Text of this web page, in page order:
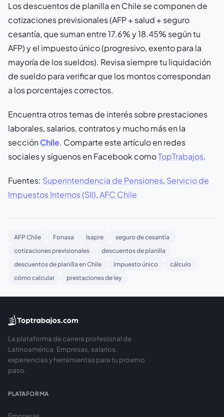
Los descuentos de planilla en Chile se componen de
cotizaciones previsionales (AFP + salud + seguro
cesantía, que suman entre 17.6% y 18.45% según tu
AFP) y el impuesto único (progresivo, exento para la
mayoría de los sueldos). Revisa siempre tu liquidación
de sueldo para verificar que los montos correspondan
a los porcentajes correctos.
Encuentra otros temas de interés sobre prestaciones
laborales, salarios, contratos y mucho más en la
secciónChile. Comparte este artículo en redes
sociales y síguenos en Facebook comoTopTrabajos.
Fuentes: Superintendencia de Pensiones, Servicio de
Impuestos Internos (SII),AFC Chile
AFP Chile Fonasa Isapre
seguro de cesantía
cotizaciones previsionales
descuentos de planilla
descuentos de planilla en Chile
impuesto único
cálculo
cómo calcular
prestaciones de ley
La plataforma de carrera profesional de
Latinoamérica. Empresas, salarios,
experiencias y herramientas para tu próximo
paso.
PLATAFORMA